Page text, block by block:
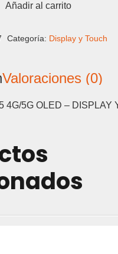
Añadir al carrito
Categoría: Display y Touch
Valoraciones (0)
4G/5G OLED – DISPLAY